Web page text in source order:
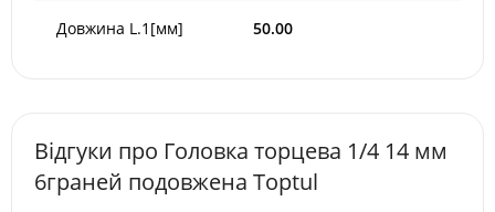
Довжина L.1[мм] 50.00
Відгуки про Головка торцева 1/4 14 мм
6граней подовжена Toptul